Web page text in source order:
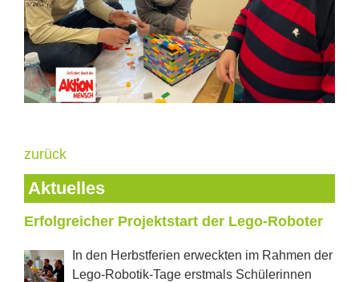
zurück
Aktuelles
Erfolgreicher Projektstart der Lego-Roboter
In den Herbstferien erweckten im Rahmen der
Lego-Robotik-Tage erstmals Schülerinnen